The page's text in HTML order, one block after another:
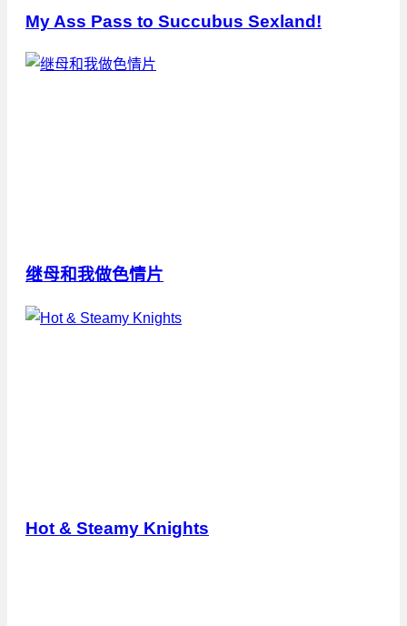
My Ass Pass to Succubus Sexland!
继母和我做色情片
Hot & Steamy Knights